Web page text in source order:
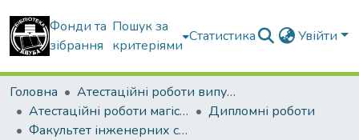
Фонди та
зібрання
Пошук за
критеріями
Статистика Увійти
Головна
Атестаційні роботи випускників
Атестаційні роботи магістрів
Дипломні роботи
Факультет інженерних систем та екології